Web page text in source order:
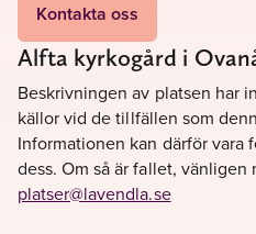
Kontakta oss
Alfta kyrkogård i
Beskrivningen av platsen har
källor vid de tillfällen som
Informationen kan därför vara
dess. Om så är fallet, vänligen
platser@lavendla.se